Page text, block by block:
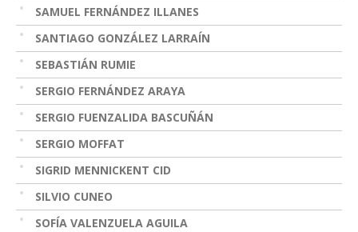
SAMUEL FERNÁNDEZ ILLANES
SANTIAGO GONZÁLEZ LARRAÍN
SEBASTIÁN RUMIE
SERGIO FERNÁNDEZ ARAYA
SERGIO FUENZALIDA BASCUÑÁN
SERGIO MOFFAT
SIGRID MENNICKENT CID
SILVIO CUNEO
SOFÍA VALENZUELA AGUILA